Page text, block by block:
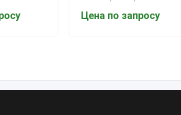
Цена по запросу